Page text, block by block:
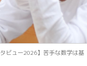
タビュー2026】苦手な数学は基